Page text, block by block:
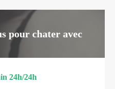
pour chater avec
24h/24h